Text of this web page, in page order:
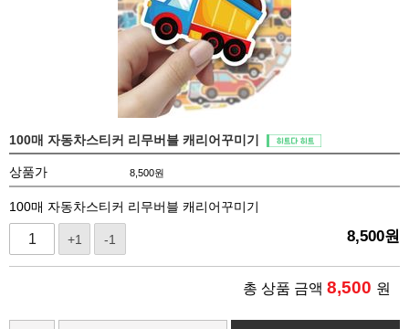
100매 자동차스티커 리무버블 캐리어꾸미기
상품가 8,500원
100매 자동차스티커 리무버블 캐리어꾸미기
+1 -1 8,500원
총 상품 금액 8,500 원